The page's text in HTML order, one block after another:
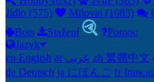
Jídlo (575)
Milovat (1083)
Bots
Stažení
Pomoc
Jazyk
en English
ar عربى zh 繁體中文
de Deutsch ja にほんご fr